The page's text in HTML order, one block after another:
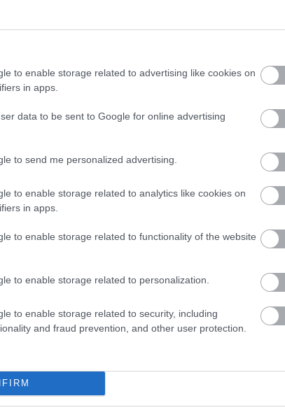
to enable storage related to advertising like cookies on
in apps.
data to be sent to Google for online advertising
to send me personalized advertising.
to enable storage related to analytics like cookies on
in apps.
to enable storage related to functionality of the website
to enable storage related to personalization.
to enable storage related to security, including
and fraud prevention, and other user protection.
hogy tűnjön már el az irodájából a pénzével együtt.
után. És persze a műhelyben még hónapokig azzal